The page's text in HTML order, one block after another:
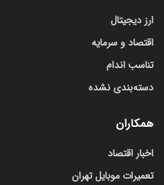
ارز دیجیتال
اقتصاد و سرمایه
تناسب اندام
دسته‌بندی نشده
همکاران
اخبار اقتصاد
تعمیرات موبایل تهران